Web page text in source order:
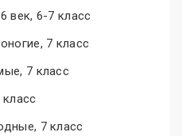
век, 6-7 класс
7 класс
7 класс
7 класс